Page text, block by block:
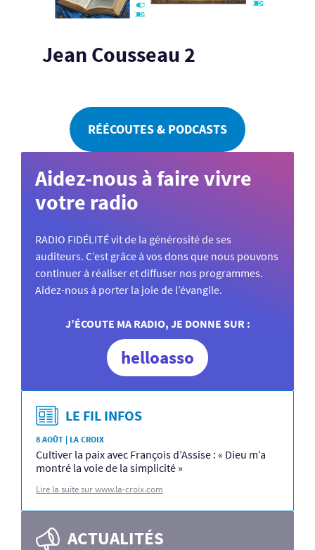
Jean Cousseau 2
RÉÉCOUTES & PODCASTS
Aidez-nous à faire vivre
votre radio
RADIO FIDÉLITÉ vit de la générosité de ses
auditeurs. C’est grâce à vos dons que nous pouvons
continuer à réaliser et diffuser nos programmes.
Aidez-nous à porter la joie de l’évangile.
J’ÉCOUTE MA RADIO, JE DONNE SUR :
helloasso
LE FIL INFOS
8 AOÛT | LA CROIX
Cultiver la paix avec François d’Assise : « Dieu m’a
montré la voie de la simplicité »
Lire la suite sur www.la-croix.com
ACTUALITÉS